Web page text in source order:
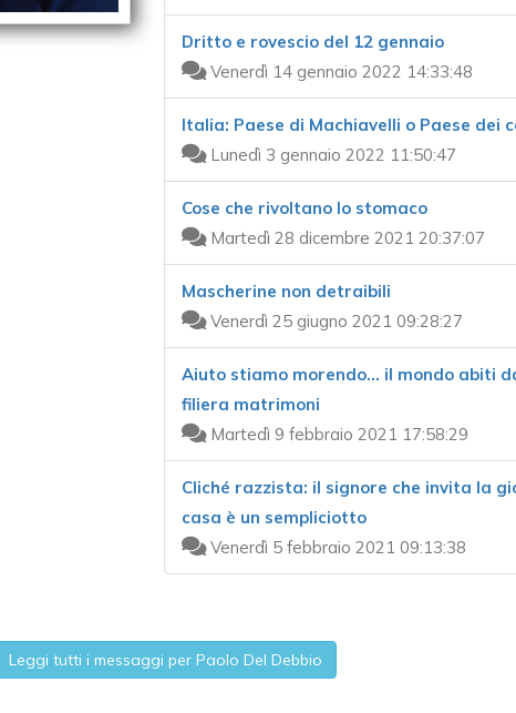
Dritto e rovescio del 12 gennaio
Venerdì 14 gennaio 2022 14:33:48
Italia: Paese di Machiavelli o Paese dei
Lunedì 3 gennaio 2022 11:50:47
Cose che rivoltano lo stomaco
Martedì 28 dicembre 2021 20:37:07
Mascherine non detraibili
Venerdì 25 giugno 2021 09:28:27
Aiuto stiamo morendo... il mondo abiti
filiera matrimoni
Martedì 9 febbraio 2021 17:58:29
Cliché razzista: il signore che invita la
casa è un sempliciotto
Venerdì 5 febbraio 2021 09:13:38
Leggi tutti i messaggi per Paolo Del Debbio